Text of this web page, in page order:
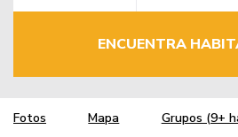
ENCUENTRA
Fotos Mapa Grupos (9+